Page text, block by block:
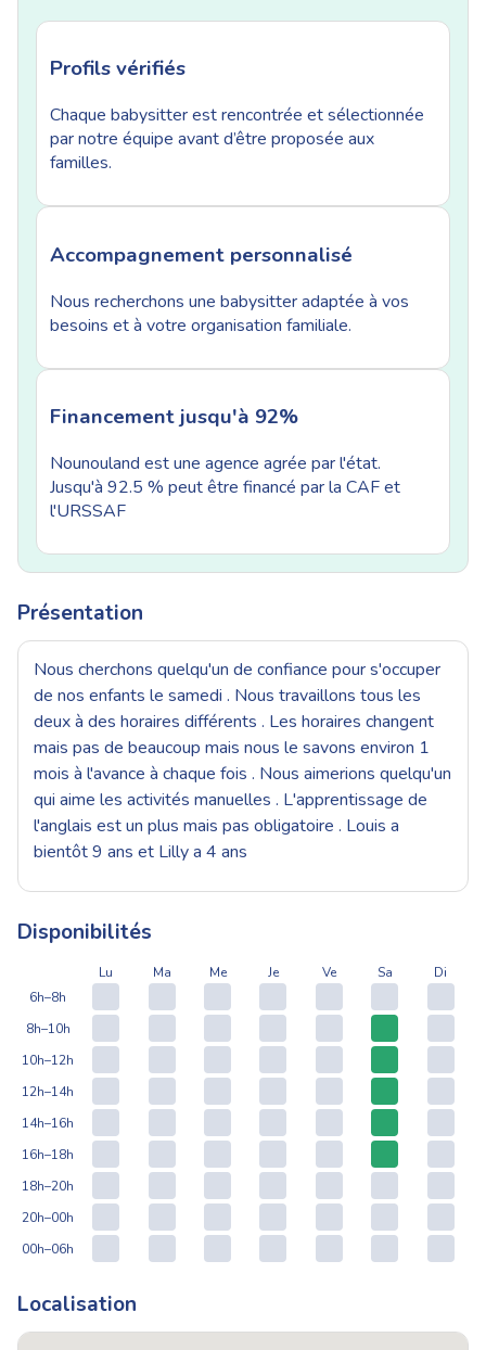
Profils vérifiés
Chaque babysitter est rencontrée et sélectionnée
par notre équipe avant d’être proposée aux
familles.
Accompagnement personnalisé
Nous recherchons une babysitter adaptée à vos
besoins et à votre organisation familiale.
Financement jusqu'à 92%
Nounouland est une agence agrée par l'état.
Jusqu'à 92.5 % peut être financé par la CAF et
l'URSSAF
Présentation
Nous cherchons quelqu'un de confiance pour s'occuper
de nos enfants le samedi . Nous travaillons tous les
deux à des horaires différents . Les horaires changent
mais pas de beaucoup mais nous le savons environ 1
mois à l'avance à chaque fois . Nous aimerions quelqu'un
qui aime les activités manuelles . L'apprentissage de
l'anglais est un plus mais pas obligatoire . Louis a
bientôt 9 ans et Lilly a 4 ans
Disponibilités
Lu Ma Me Je Ve Sa
Di
6h–8h
8h–10h
10h–12h
12h–14h
14h–16h
16h–18h
18h–20h
20h–00h
00h–06h
Localisation